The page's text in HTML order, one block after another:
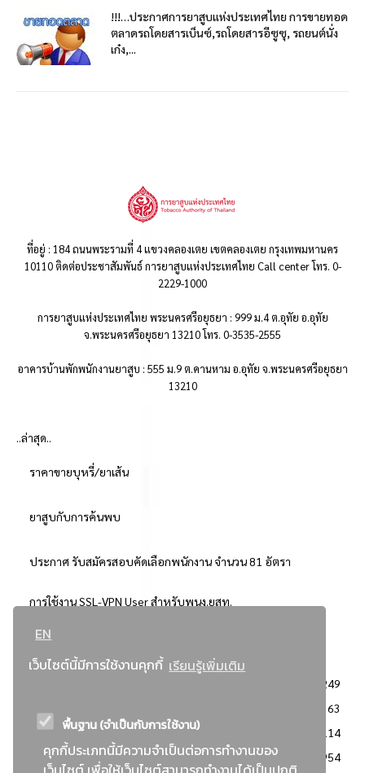
EN
เว็บไซต์นี้มีการใช้งานคุกกี้ เรียนรู้เพิ่มเติม
พื้นฐาน (จำเป็นกับการใช้งาน)
คุกกี้ประเภทนี้มีความจำเป็นต่อการทำงานของ
!!!…ประกาศการยาสูบแห่งประเทศไทย การขายทอด
ตลาดรถโดยสารเบ็นซ์,รถโดยสารอีซูซุ, รถยนต์นั่ง
เก๋ง,...
ที่อยู่ : 184 ถนนพระรามที่ 4 แขวงคลองเตย เขตคลองเตย กรุงเทพมหานคร
10110 ติดต่อประชาสัมพันธ์ การยาสูบแห่งประเทศไทย Call center โทร. 0-
2229-1000
การยาสูบแห่งประเทศไทย พระนครศรีอยุธยา : 999 ม.4 ต.อุทัย อ.อุทัย
จ.พระนครศรีอยุธยา 13210 โทร. 0-3535-2555
อาคารบ้านพักพนักงานยาสูบ : 555 ม.9 ต.คานหาม อ.อุทัย จ.พระนครศรีอยุธยา
13210
..ล่าสุด..
ราคาขายบุหรี่/ยาเส้น
ยาสูบกับการค้นพบ
ประกาศ รับสมัครสอบคัดเลือกพนักงาน จำนวน 81 อัตรา
การใช้งาน SSL-VPN User สำหรับพนง.ยสท.
3249
2363
: วิธีเฉพาะเจาะจง
2114
ข่าวสาร/ประกาศ
1954